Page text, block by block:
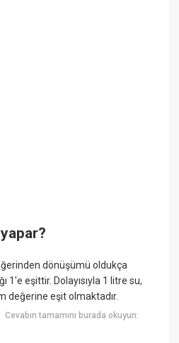
dönüşümü oldukça
1'e eşittir. Dolayısıyla 1 litre su,
değerine eşit olmaktadır.
Cevabın tamamını burada okuyun: